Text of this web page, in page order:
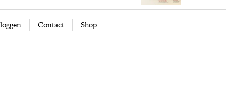
Contact Shop
Word abonnee